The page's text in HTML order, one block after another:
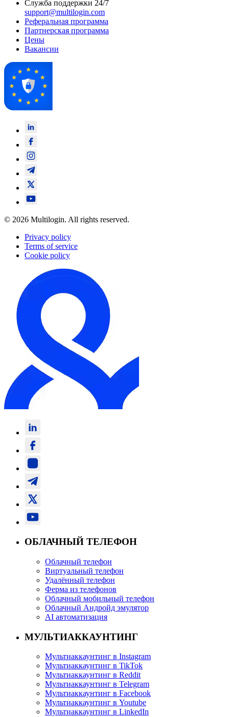
Служба поддержки 24/7
support@multilogin.com
Реферальная программа
Партнерская программа
Цены
Вакансии
© 2026 Multilogin. All rights reserved.
Privacy policy
Terms of service
Cookie policy
ОБЛАЧНЫЙ ТЕЛЕФОН
Облачный телефон
Виртуальный телефон
Удалённый телефон
Ферма из телефонов
Облачный мобильный телефон
Облачный Андройд эмулятор
AI автоматизация
МУЛЬТИАККАУНТИНГ
Мультиаккаунтинг в Instagram
Мультиаккаунтинг в TikTok
Мультиаккаунтинг в Reddit
Мультиаккаунтинг в Telegram
Мультиаккаунтинг в Facebook
Мультиаккаунтинг в Youtube
Мультиаккаунтинг в LinkedIn